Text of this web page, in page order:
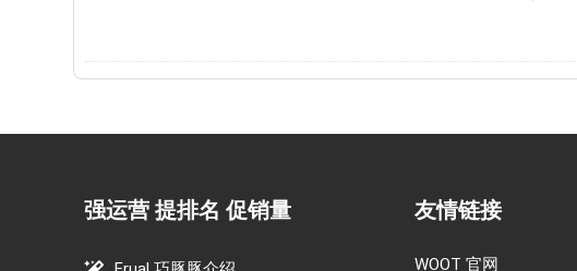
强运营 提排名 促销量 友情链接
WOOT 官网